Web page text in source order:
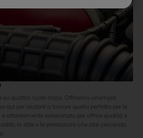
quattro ruote inizia. Offriamo un’ampia
qui per aiutarti a trovare quella perfetta per le
è attentamente selezionato per offrire qualità e
lo stile e le prestazioni che stai cercando.